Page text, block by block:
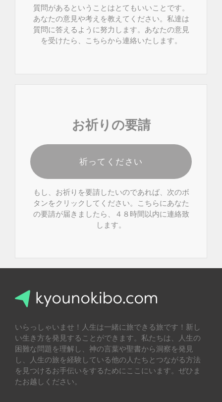
質問があるということはとてもいいことです。
あなたの意見や考えを教えてください。私達は
質問に答えるように努力します。あなたの意見
を受けたら、こちらから連絡いたします。
お祈りの要請
祈ってください
もし、お祈りを要請したいのであれば、次のボ
タンをクリックしてください。こちらにあなた
の要請が届きましたら、４８時間以内に連絡致
します。
いらっしゃいませ！人生は一緒に旅できる旅です！新し
い生き方を発見することができます。私たちは、人生の
困難な問題を理解し、神の言葉や聖書から洞察を発見
し、人生の旅を経験している他の人たちとつながる方法
を見つけるお手伝いをするためにここにいます。ぜひま
たお越しください。